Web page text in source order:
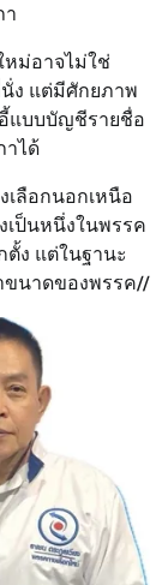
า
หม่อาจไม่ใช่
ง แต่มีศักยภาพ
แบบบัญชีรายชื่อ
าได้
ลือกนอกเหนือ
เป็นหนึ่งในพรรค
ง แต่ในฐานะ
ขนาดของพรรค//